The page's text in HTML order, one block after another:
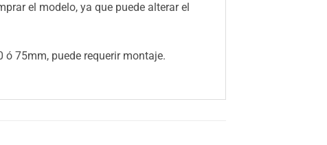
el modelo, ya que puede alterar el
75mm, puede requerir montaje.